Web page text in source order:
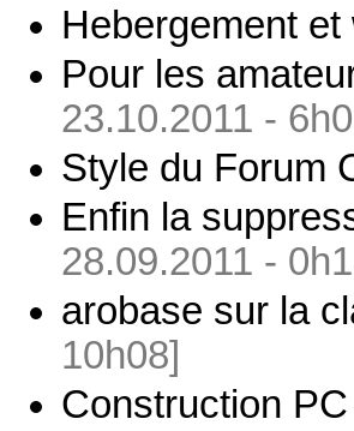
Hebergement et
Pour les
23.10.2011 -
Style du Forum
Enfin la
28.09.2011 -
arobase sur la
10h08]
Construction